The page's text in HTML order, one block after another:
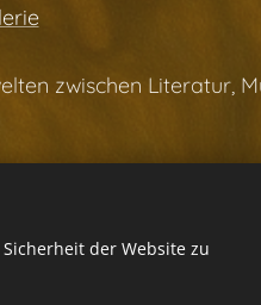
zwischen Literatur,
der Website zu